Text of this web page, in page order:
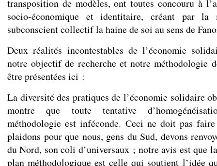
transposition de modèles, ont toutes concouru à
socio-économique et identitaire, créant par la
subconscient collectif la haine de soi au sens de
Deux réalités incontestables de l’économie
notre objectif de recherche et notre méthodologie
être présentées ici :
La diversité des pratiques de l’économie solidaire
montre que toute tentative
méthodologie est inféconde. Ceci ne doit pas faire
plaidons pour que nous, gens du Sud, devons
du Nord, son coli d’universaux ; notre avis est que
plan méthodologique est celle qui soutient l’idée